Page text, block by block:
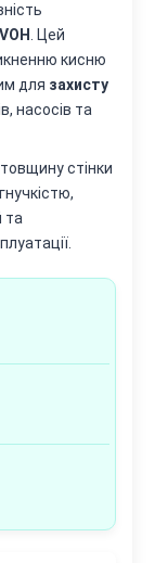
. Цей
кисню
для захисту
насосів та
товщину стінки
та